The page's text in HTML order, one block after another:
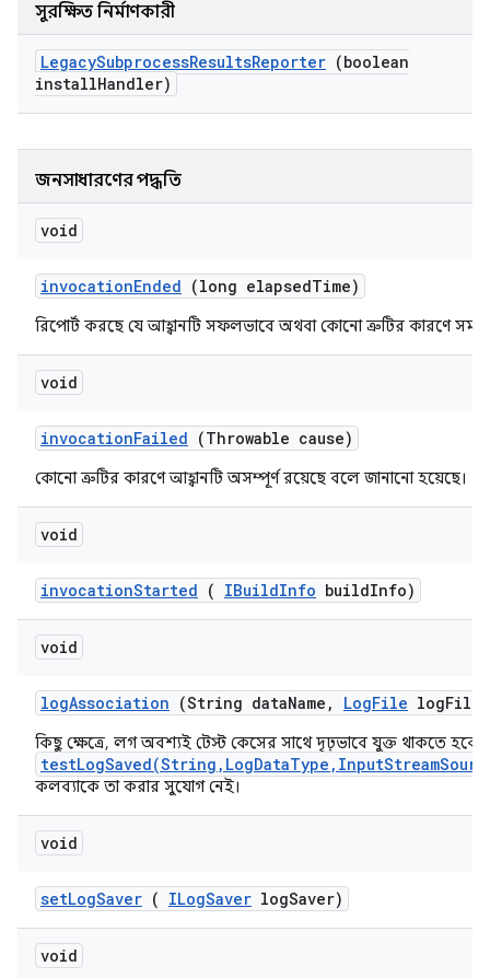
সুরক্ষিত নির্মাণকারী
LegacySubprocessResultsReporter (boolean
installHandler)
জনসাধারণের পদ্ধতি
void
invocationEnded (long elapsedTime)
রিপোর্ট করছে যে আহ্বানটি সফলভাবে অথবা কোনো ত্রুটির কারণে
void
invocationFailed (Throwable cause)
কোনো ত্রুটির কারণে আহ্বানটি অসম্পূর্ণ রয়েছে বলে জানানো হয়েছে।
void
invocationStarted ( IBuildInfo buildInfo)
void
logAssociation (String dataName , LogFile logFile)
কিছু ক্ষেত্রে, লগ অবশ্যই টেস্ট কেসের সাথে দৃঢ়ভাবে যুক্ত থাকতে হবে,
কলব্যাকে তা করার সুযোগ নেই।
void
setLogSaver ( ILogSaver logSaver)
void